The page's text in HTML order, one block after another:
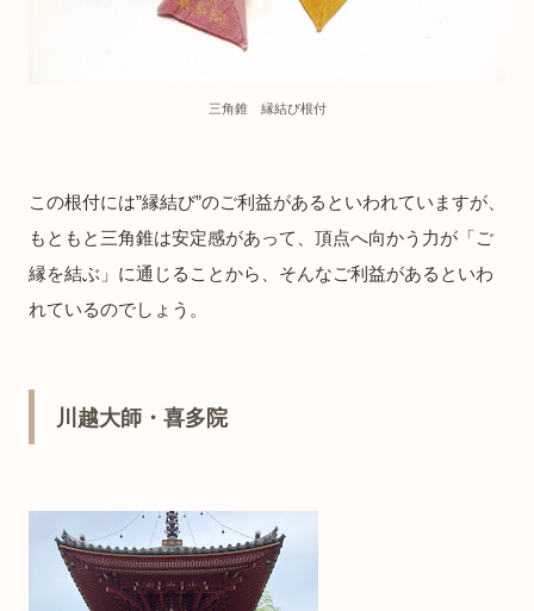
三角錐 縁結び根付
この根付には”縁結び”のご利益があるといわれていますが、
もともと三角錐は安定感があって、頂点へ向かう力が「ご
縁を結ぶ」に通じることから、そんなご利益があるといわ
れているのでしょう。
川越大師・喜多院